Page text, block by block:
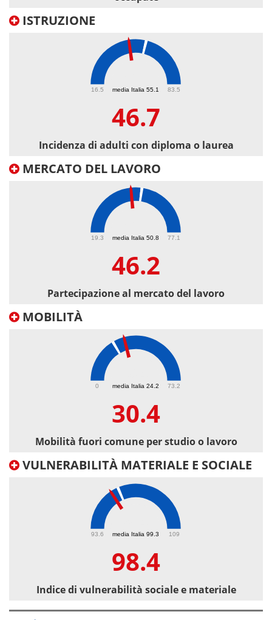
ISTRUZIONE
media Italia 55.1
16.5 83.5
46.7
Incidenza di adulti con diploma o laurea
MERCATO DEL LAVORO
media Italia 50.8
19.3 77.1
46.2
Partecipazione al mercato del lavoro
MOBILITÀ
media Italia 24.2
0 73.2
30.4
Mobilità fuori comune per studio o lavoro
VULNERABILITÀ MATERIALE E SOCIALE
media Italia 99.3
93.6 109
98.4
Indice di vulnerabilità sociale e materiale